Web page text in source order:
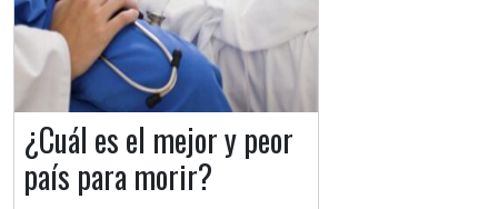
¿Cuál es el mejor y peor
país para morir?